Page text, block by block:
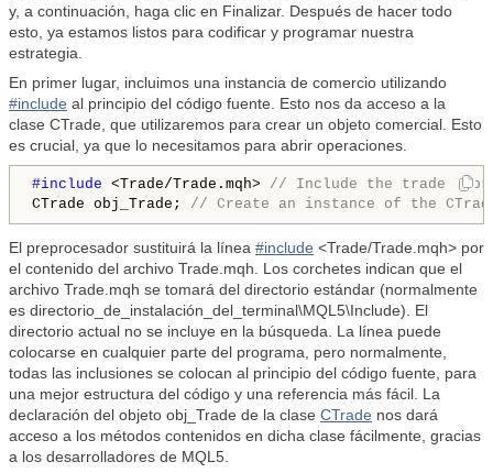
y, a continuación, haga clic en Finalizar. Después de hacer todo
esto, ya estamos listos para codificar y programar nuestra
estrategia.
En primer lugar, incluimos una instancia de comercio utilizando
#include al principio del código fuente. Esto nos da acceso a la
clase CTrade, que utilizaremos para crear un objeto comercial. Esto
es crucial, ya que lo necesitamos para abrir operaciones.
#include <Trade/Trade.mqh> // Include the trade
CTrade obj_Trade; // Create an instance of the
El preprocesador sustituirá la línea #include <Trade/Trade.mqh> por
el contenido del archivo Trade.mqh. Los corchetes indican que el
archivo Trade.mqh se tomará del directorio estándar (normalmente
es directorio_de_instalación_del_terminal\MQL5\Include). El
directorio actual no se incluye en la búsqueda. La línea puede
colocarse en cualquier parte del programa, pero normalmente,
todas las inclusiones se colocan al principio del código fuente, para
una mejor estructura del código y una referencia más fácil. La
declaración del objeto obj_Trade de la clase CTrade nos dará
acceso a los métodos contenidos en dicha clase fácilmente, gracias
a los desarrolladores de MQL5.